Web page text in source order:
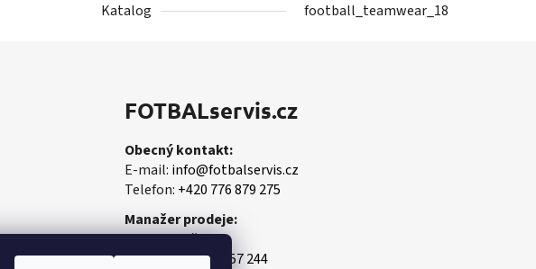
Katalog
football_teamwear_18
FOTBALservis.cz
Obecný kontakt:
E-mail: info@fotbalservis.cz
Telefon: +420 776 879 275
Manažer prodeje:
Martin Vališ
Mobil:+420 606 657 244